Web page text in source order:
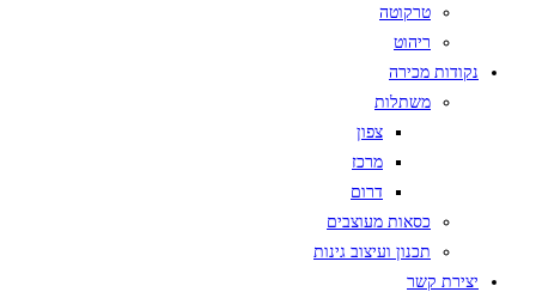
טרקוטה
ריהוט
נקודות מכירה
משתלות
צפון
מרכז
דרום
כסאות מעוצבים
תכנון ועיצוב גינות
יצירת קשר